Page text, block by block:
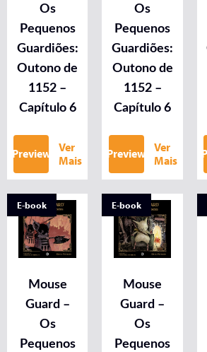
Os
Pequenos
Guardiões:
Outono de
1152 –
Capítulo 6
Preview
Ver
Mais
Os
Pequenos
Guardiões:
Outono de
1152 –
Capítulo 6
Preview
Ver
Mais
E-book
Mouse
Guard –
Os
Pequenos
E-book
Mouse
Guard –
Os
Pequenos